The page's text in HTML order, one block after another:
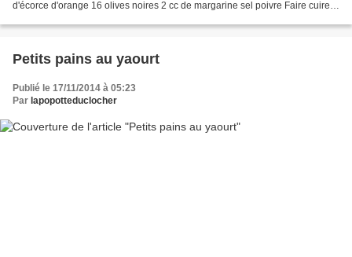
d'écorce d'orange 16 olives noires 2 cc de margarine sel poivre Faire cuire
Petits pains au yaourt
Publié le 17/11/2014 à 05:23
Par lapopotteduclocher